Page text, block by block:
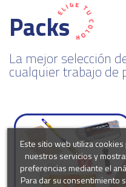
Packs
La mejor selección
cualquier trabajo de
Este sitio web utiliza
nuestros servicios y
preferencias mediante el
Para dar su consentimiento